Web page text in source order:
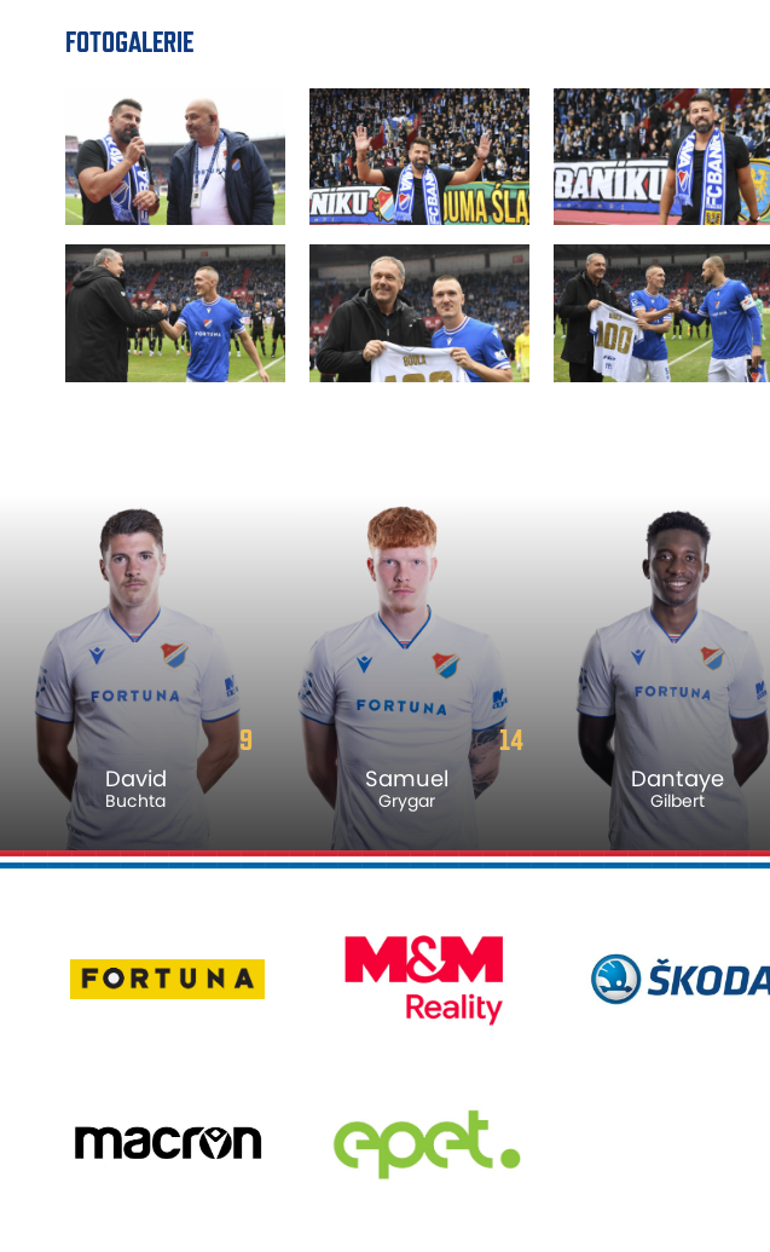
FOTOGALERIE
9
David
Buchta
14
Samuel
Grygar
Dantaye
Gilbert